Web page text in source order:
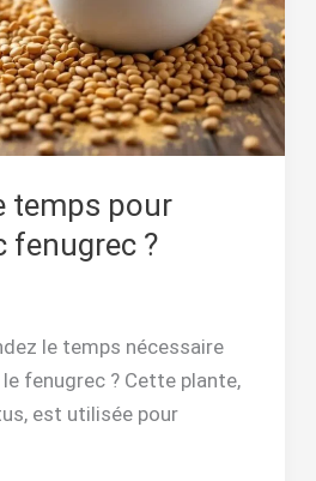
temps pour
fenugrec ?
le temps nécessaire
fenugrec ? Cette plante,
est utilisée pour